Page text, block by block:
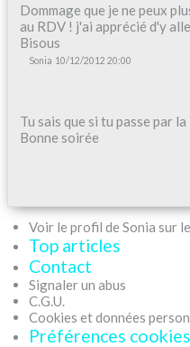
Dommage que je ne peux
au RDV ! j'ai apprécié d'y
Bisous
Sonia 10/12/2012 20:00
Tu sais que si tu passe par
Bonne soirée
Voir le profil de Sonia sur
Top articles
Contact
Signaler un abus
C.G.U.
Cookies et données
Préférences cookies